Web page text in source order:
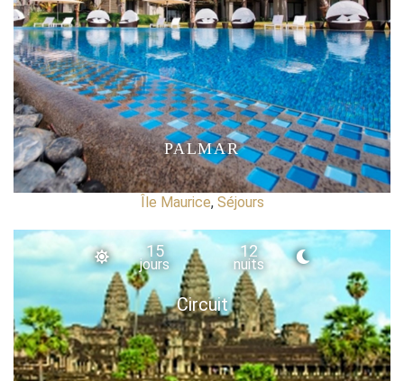
PALMAR
Île Maurice, Séjours
Circuit
15
jours
12
nuits